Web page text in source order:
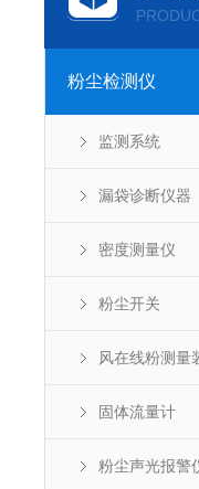
粉尘检测仪
监测系统
漏袋诊断仪器
密度测量仪
粉尘开关
风在线粉测量
固体流量计
粉尘声光报警